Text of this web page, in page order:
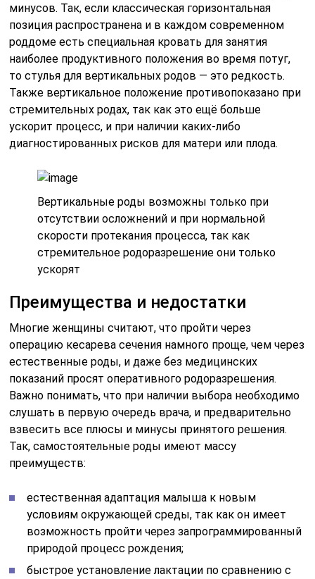
минусов. Так, если классическая горизонтальная
позиция распространена и в каждом современном
роддоме есть специальная кровать для занятия
наиболее продуктивного положения во время потуг,
то стулья для вертикальных родов — это редкость.
Также вертикальное положение противопоказано при
стремительных родах, так как это ещё больше
ускорит процесс, и при наличии каких-либо
диагностированных рисков для матери или плода.
Вертикальные роды возможны только при
отсутствии осложнений и при нормальной
скорости протекания процесса, так как
стремительное родоразрешение они только
ускорят
Преимущества и недостатки
Многие женщины считают, что пройти через
операцию кесарева сечения намного проще, чем через
естественные роды, и даже без медицинских
показаний просят оперативного родоразрешения.
Важно понимать, что при наличии выбора необходимо
слушать в первую очередь врача, и предварительно
взвесить все плюсы и минусы принятого решения.
Так, самостоятельные роды имеют массу
преимуществ:
естественная адаптация малыша к новым
условиям окружающей среды, так как он имеет
возможность пройти через запрограммированный
природой процесс рождения;
быстрое установление лактации по сравнению с